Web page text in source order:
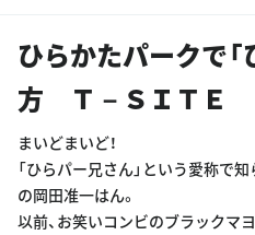
ひらかたパークで「
方 Ｔ－ＳＩＴＥ
まいどまいど！
「ひらパー兄さん」という愛称で
の岡田准一はん。
以前、お笑いコンビのブラックマ